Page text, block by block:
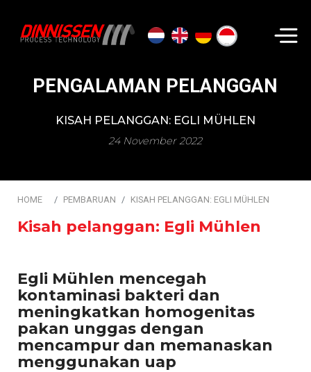
PENGALAMAN PELANGGAN
KISAH PELANGGAN: EGLI MÜHLEN
24 November 2022
HOME PEMBARUAN KISAH PELANGGAN: EGLI MÜHLEN
Kisah pelanggan: Egli Mühlen
Egli Mühlen mencegah
kontaminasi bakteri dan
meningkatkan homogenitas
pakan unggas dengan
mencampur dan memanaskan
menggunakan uap